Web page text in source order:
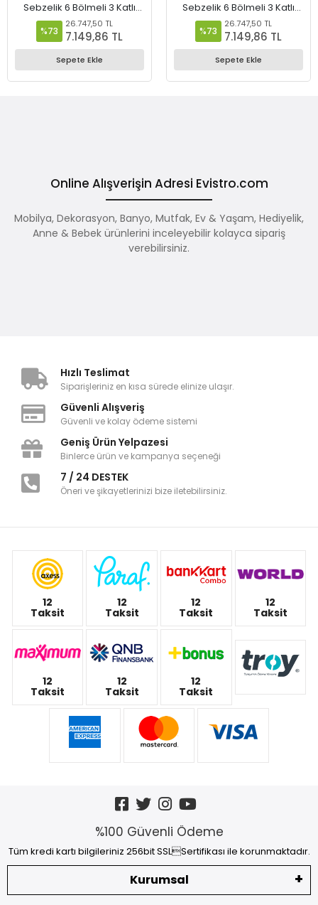
Sebzelik 6 Bölmeli 3 Katlı
Beyaz
%73
26.747,50 TL
7.149,86 TL
Sepete Ekle
Sebzelik 6 Bölmeli 3 Katlı
Siyah
%73
26.747,50 TL
7.149,86 TL
Sepete Ekle
Online Alışverişin Adresi Evistro.com
Mobilya, Dekorasyon, Banyo, Mutfak, Ev & Yaşam, Hediyelik,
Anne & Bebek ürünlerini inceleyebilir kolayca sipariş
verebilirsiniz.
Hızlı Teslimat
Siparişleriniz en kısa sürede elinize ulaşır.
Güvenli Alışveriş
Güvenli ve kolay ödeme sistemi
Geniş Ürün Yelpazesi
Binlerce ürün ve kampanya seçeneği
7 / 24 DESTEK
Öneri ve şikayetlerinizi bize iletebilirsiniz.
12
Taksit
12
Taksit
12
Taksit
12
Taksit
12
Taksit
12
Taksit
12
Taksit
%100 Güvenli Ödeme
Tüm kredi kartı bilgileriniz 256bit SSLSertifikası ile korunmaktadır.
Kurumsal